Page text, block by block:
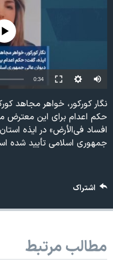
اسرائیل در جنگ
آرشیو پخش زنده
انتخابات ریاست جمهوری آمریکا ۲۰۲۴
حمله جمهوری اسلامی به اسرائیل
ورزش زنان در ایران
مجموعه مستندهای دادخواهی
تریبونال مردمی آبان ۹۸
دادگاه حمید نوری
قانون شفافیت دارائی کادر رهبری
همایش محافظه‌کاران آمریکا
زبانهای مختلف
available
0:34
نگار کورکور، خواهر مجاهد
حکم اعدام برای این معترض
افساد فی‌الأرض» در ایذه
جمهوری اسلامی تأیید شده
اشتراک
مطالب مرتبط